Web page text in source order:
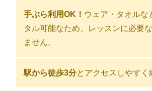
手ぶら利用OK！ ウェア・タオルな
タル可能なため、レッスンに必要
ません。
駅から徒歩3分とアクセスしやすく